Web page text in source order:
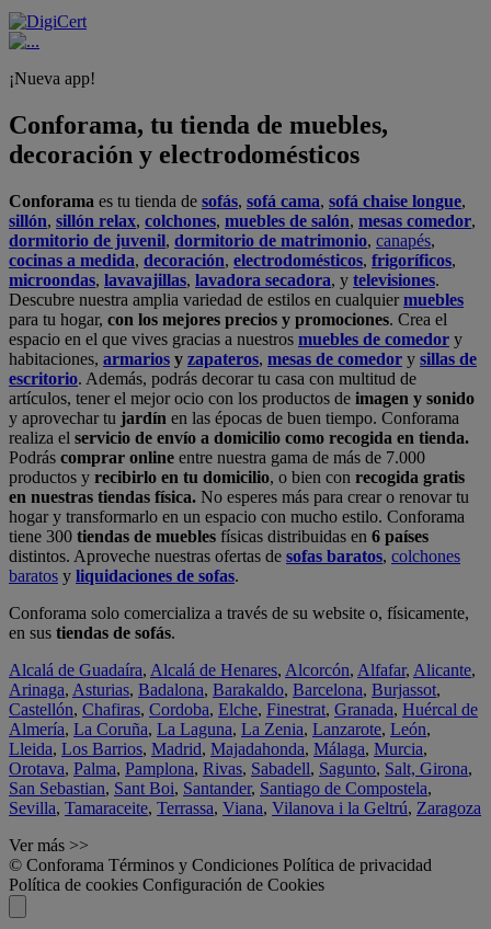
¡Nueva app!
Conforama, tu tienda de muebles,
decoración y electrodomésticos
Conforama es tu tienda de sofás, sofá cama, sofá chaise longue,
sillón, sillón relax, colchones, muebles de salón, mesas comedor,
dormitorio de juvenil, dormitorio de matrimonio, canapés,
cocinas a medida, decoración, electrodomésticos, frigoríficos,
microondas, lavavajillas, lavadora secadora, y televisiones.
Descubre nuestra amplia variedad de estilos en cualquiermuebles
para tu hogar, con los mejores precios y promociones. Crea el
espacio en el que vives gracias a nuestros muebles de comedor y
habitaciones, armarios y zapateros, mesas de comedor y sillas de
escritorio. Además, podrás decorar tu casa con multitud de
artículos, tener el mejor ocio con los productos de imagen y sonido
y aprovechar tu jardín en las épocas de buen tiempo. Conforama
realiza el servicio de envío a domicilio como recogida en tienda.
Podrás comprar online entre nuestra gama de más de 7.000
productos y recibirlo en tu domicilio, o bien con recogida gratis
en nuestras tiendas física. No esperes más para crear o renovar tu
hogar y transformarlo en un espacio con mucho estilo. Conforama
tiene 300 tiendas de muebles físicas distribuidas en 6 países
distintos. Aproveche nuestras ofertas de sofas baratos, colchones
baratos y liquidaciones de sofas.
Conforama solo comercializa a través de su website o, físicamente,
en sus tiendas de sofás.
Alcalá de Guadaíra, Alcalá de Henares, Alcorcón, Alfafar, Alicante,
Arinaga, Asturias, Badalona, Barakaldo, Barcelona, Burjassot,
Castellón, Chafiras, Cordoba, Elche, Finestrat, Granada, Huércal de
Almería, La Coruña, La Laguna, La Zenia, Lanzarote, León,
Lleida, Los Barrios, Madrid, Majadahonda, Málaga, Murcia,
Orotava, Palma, Pamplona, Rivas, Sabadell, Sagunto, Salt, Girona,
San Sebastian, Sant Boi, Santander, Santiago de Compostela,
Sevilla, Tamaraceite, Terrassa, Viana, Vilanova i la Geltrú, Zaragoza
Ver más >>
© Conforama Términos y Condiciones Política de privacidad
Política de cookies Configuración de Cookies